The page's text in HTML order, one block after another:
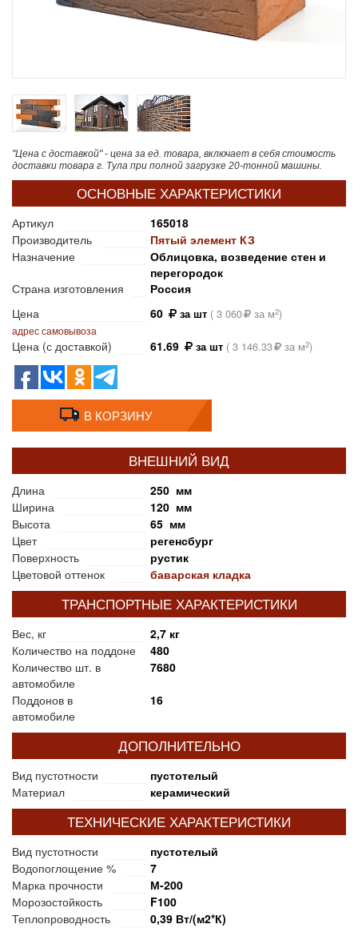
"Цена с доставкой" - цена за ед. товара, включает в себя стоимость
доставки товара г. Тула при полной загрузке 20-тонной машины.
ОСНОВНЫЕ ХАРАКТЕРИСТИКИ
Артикул
165018
Производитель
Пятый элемент КЗ
Назначение
Облицовка, возведение стен и
перегородок
Страна изготовления
Россия
Цена
60 за шт ( 3 060 за м2)
адрес самовывоза
Цена (с доставкой) 61.69 за шт ( 3 146.33 за м2)
В КОРЗИНУ
ВНЕШНИЙ ВИД
Длина
250 мм
Ширина
120 мм
Высота
65 мм
Цвет
регенсбург
Поверхность
рустик
Цветовой оттенок
баварская кладка
ТРАНСПОРТНЫЕ ХАРАКТЕРИСТИКИ
Вес, кг
2,7 кг
Количество на поддоне
480
Количество шт. в
автомобиле
7680
Поддонов в
автомобиле
16
ДОПОЛНИТЕЛЬНО
Вид пустотности
пустотелый
Материал
керамический
ТЕХНИЧЕСКИЕ ХАРАКТЕРИСТИКИ
Вид пустотности
пустотелый
Водопоглощение %
7
Марка прочности
М-200
Морозостойкость
F100
Теплопроводность
0,39 Вт/(м2*К)